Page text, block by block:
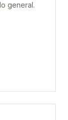
general.